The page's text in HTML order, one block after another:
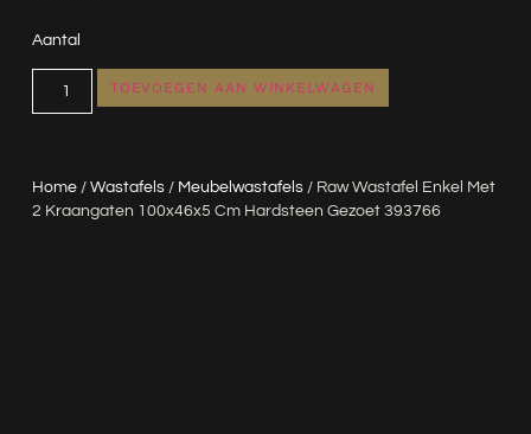
Home/ Wastafels/ Meubelwastafels/ Raw Wastafel Enkel Met
2 Kraangaten 100x46x5 Cm Hardsteen Gezoet 393766
Aantal
TOEVOEGEN AAN WINKELWAGEN